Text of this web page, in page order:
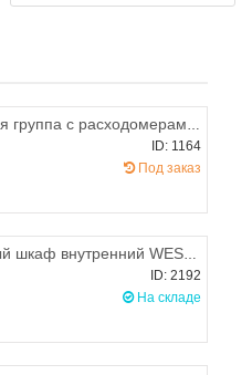
Коллекторная группа с расходомерами и регулировочными клапанами PROFACTOR на 7 выходов
ID: 1164
Под заказ
Коллекторный шкаф внутренний WESTER ШРВ-3 (748х121х671 мм)
ID: 2192
На складе